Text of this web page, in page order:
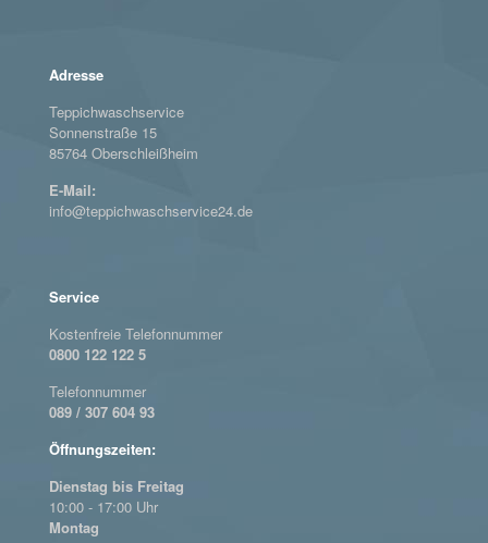
Adresse
Teppichwaschservice
Sonnenstraße 15
85764 Oberschleißheim
E-Mail:
info@teppichwaschservice24.de
Service
Kostenfreie Telefonnummer
0800 122 122 5
Telefonnummer
089 / 307 604 93
Öffnungszeiten:
Dienstag bis Freitag
10:00 - 17:00 Uhr
Montag